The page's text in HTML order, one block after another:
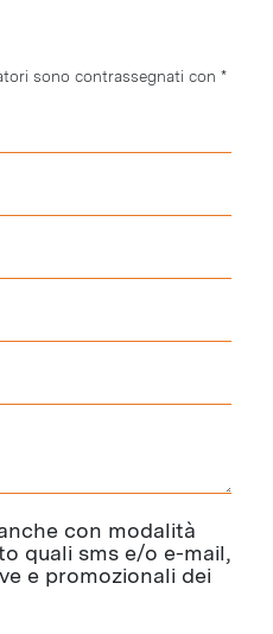
sono contrassegnati con *
con modalità
quali sms e/o e-mail,
e promozionali dei